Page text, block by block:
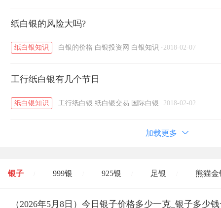
纸白银的风险大吗?
纸白银知识 白银的价格 白银投资网 白银知识 · 2018-02-07
工行纸白银有几个节日
纸白银知识 工行纸白银 纸白银交易 国际白银 · 2018-02-02
加载更多
银子 999银 925银 足银 熊猫金
开国纪念币 大清银币 / 长城币 / 老
（2026年5月8日）今日银子价格多少一克_银子多少